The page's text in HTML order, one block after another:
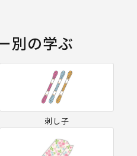
別の学ぶ
刺し子